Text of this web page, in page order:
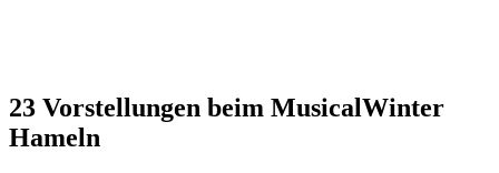
23 Vorstellungen beim MusicalWinter
Hameln